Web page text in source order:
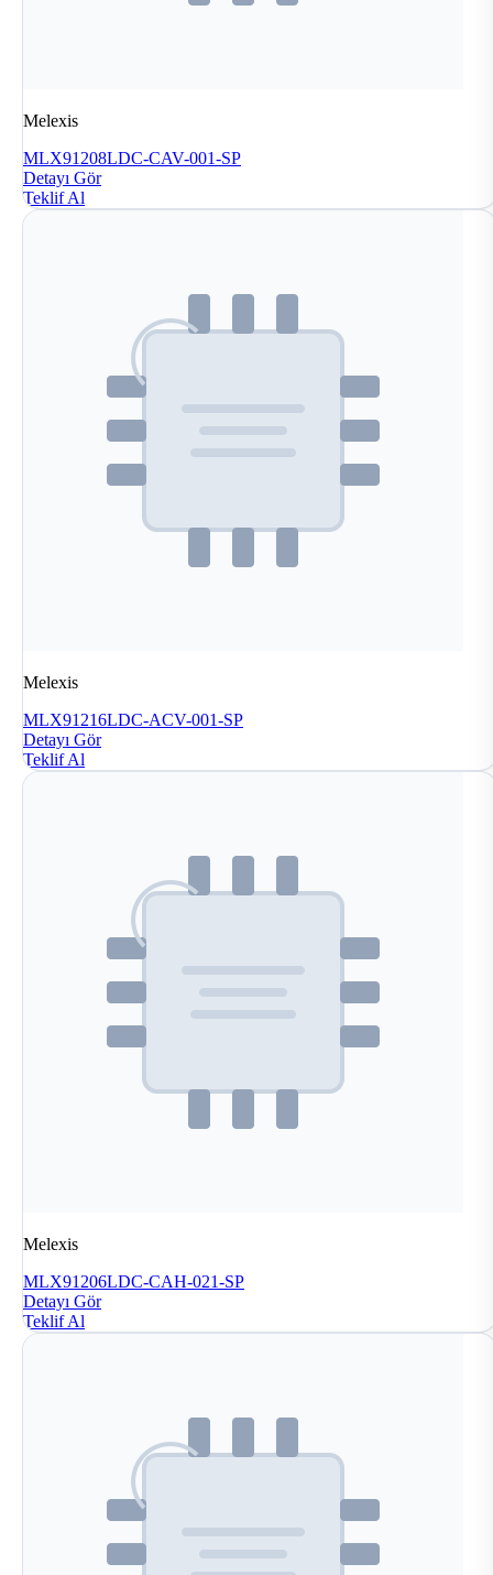
Melexis
MLX91208LDC-CAV-001-SP
Detayı Gör
Teklif Al
Melexis
MLX91216LDC-ACV-001-SP
Detayı Gör
Teklif Al
Melexis
MLX91206LDC-CAH-021-SP
Detayı Gör
Teklif Al